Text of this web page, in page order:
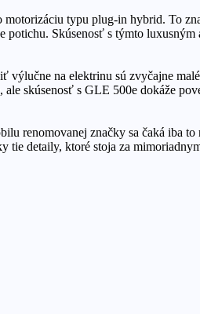
typu plug-in hybrid. To
Skúsenosť s týmto
na elektrinu sú zvyčajne
skúsenosť s GLE 500e dokáže
renomovanej značky sa čaká iba
detaily, ktoré stoja za